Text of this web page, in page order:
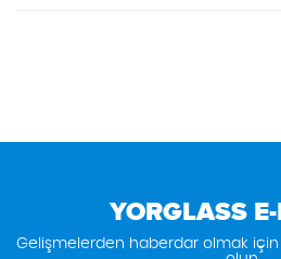
YORGLASS
Gelişmelerden haberdar olmak